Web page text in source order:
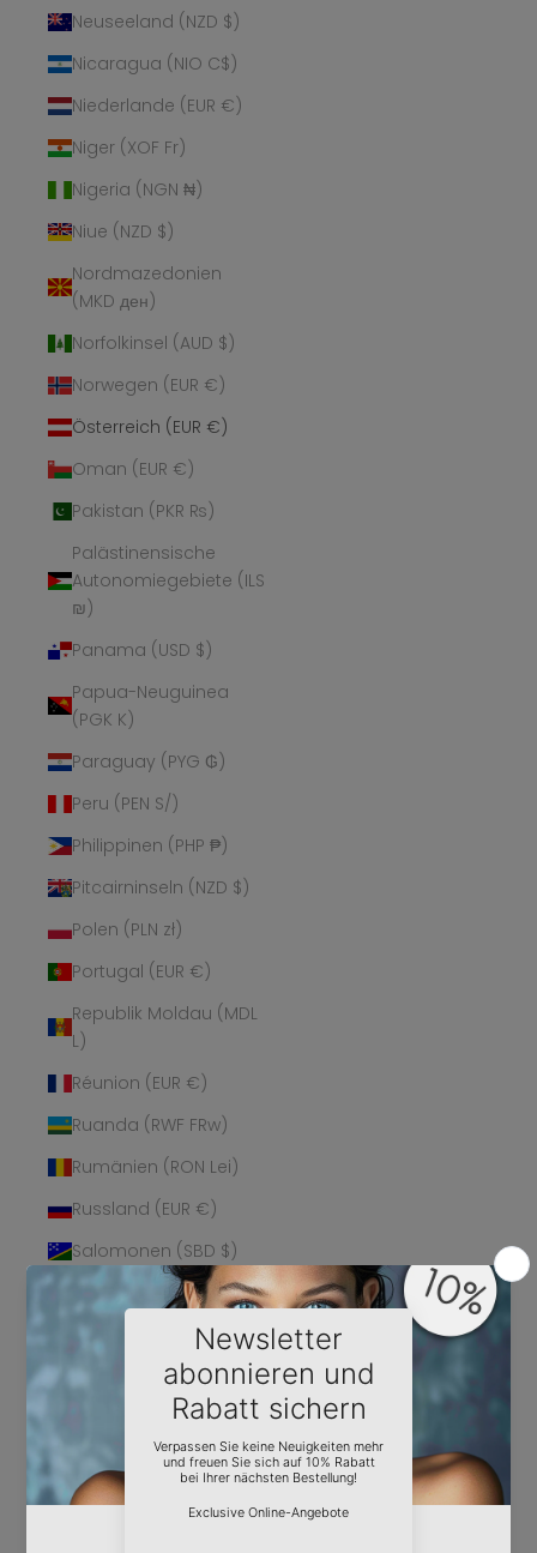
Neuseeland (NZD $)
Nicaragua (NIO C$)
Niederlande (EUR €)
Niger (XOF Fr)
Nigeria (NGN ₦)
Niue (NZD $)
Nordmazedonien
(MKD ден)
Norfolkinsel (AUD $)
Norwegen (EUR €)
Österreich (EUR €)
Oman (EUR €)
Pakistan (PKR ₨)
Palästinensische
Autonomiegebiete (ILS
₪)
Panama (USD $)
Papua-Neuguinea
(PGK K)
Paraguay (PYG ₲)
Peru (PEN S/)
Philippinen (PHP ₱)
Pitcairninseln (NZD $)
Polen (PLN zł)
Portugal (EUR €)
Republik Moldau (MDL
L)
Réunion (EUR €)
Ruanda (RWF FRw)
Rumänien (RON Lei)
Russland (EUR €)
Salomonen (SBD $)
Sambia (EUR €)
Samoa (WST T)
San Marino (EUR €)
São Tomé und
Príncipe (STD Db)
Saudi-Arabien (SAR